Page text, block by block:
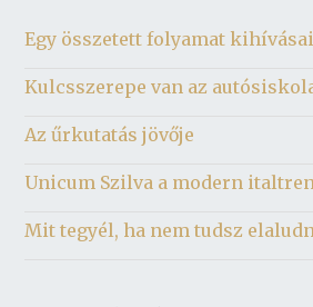
Egy összetett folyamat kihívásai
Kulcsszerepe van az
Az űrkutatás jövője
Unicum Szilva a modern
Mit tegyél, ha nem tudsz